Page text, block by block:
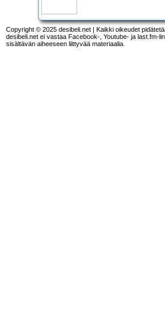
Copyright © 2025 desibeli.net | Kaikki oikeudet
desibeli.net ei vastaa Facebook-, Youtube- ja last.fm-
sisältävän aiheeseen liittyvää materiaalia.